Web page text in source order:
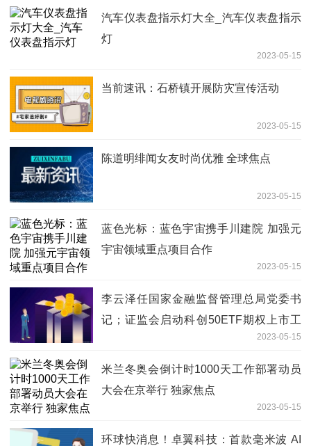
汽车仪表盘指示灯大全_汽车仪表盘指示
灯
2023-05-15
当前速讯：石桥镇开展防灾宣传活动
2023-05-15
陈道明绯闻女友时尚优雅 全球焦点
2023-05-15
蓝色光标：蓝色宇宙携手川建院 加强元
宇宙领域重点项目合作
2023-05-15
李云泽任国家金融监督管理总局党委书
记；证监会启动科创50ETF期权上市工
作；4月银行理财产品发行量环比下降丨
大资管一周情报
2023-05-15
米兰冬奥会倒计时1000天工作部署动员
大会在京举行 独家焦点
2023-05-15
环球快消息！卓翼科技：首款毫米波 AI